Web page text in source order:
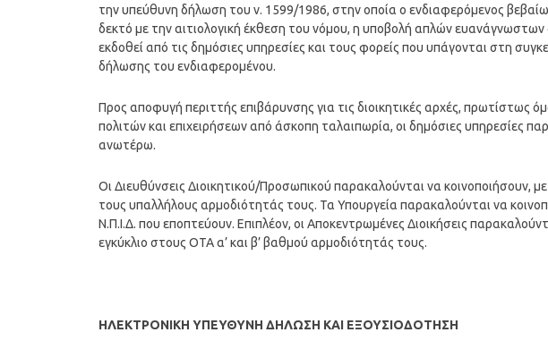
την υπεύθυνη δήλωση του ν. 1599/1986, στην οποία ο ενδιαφερόμενος
δεκτό με την αιτιολογική έκθεση του νόμου, η υποβολή απλών
εκδοθεί από τις δημόσιες υπηρεσίες και τους φορείς που υπάγονται στη
δήλωσης του ενδιαφερομένου.
Προς αποφυγή περιττής επιβάρυνσης για τις διοικητικές αρχές,
πολιτών και επιχειρήσεων από άσκοπη ταλαιπωρία, οι δημόσιες υπηρεσίες
ανωτέρω.
Οι Διευθύνσεις Διοικητικού/Προσωπικού παρακαλούνται να
τους υπαλλήλους αρμοδιότητάς τους. Τα Υπουργεία παρακαλούνται να
Ν.Π.Ι.Δ. που εποπτεύουν. Επιπλέον, οι Αποκεντρωμένες Διοικήσεις
εγκύκλιο στους ΟΤΑ α’ και β’ βαθμού αρμοδιότητάς τους.
ΗΛΕΚΤΡΟΝΙΚΗ ΥΠΕΥΘΥΝΗ ΔΗΛΩΣΗ ΚΑΙ ΕΞΟΥΣΙΟΔΟΤΗΣΗ